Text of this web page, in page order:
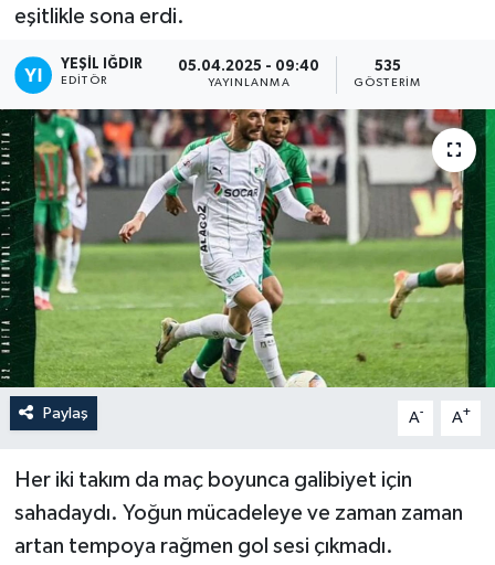
eşitlikle sona erdi.
YEŞIL IĞDIR
EDITÖR
05.04.2025 - 09:40
YAYINLANMA
535
GÖSTERIM
Paylaş A- A+
Her iki takım da maç boyunca galibiyet için
sahadaydı. Yoğun mücadeleye ve zaman zaman
artan tempoya rağmen gol sesi çıkmadı.